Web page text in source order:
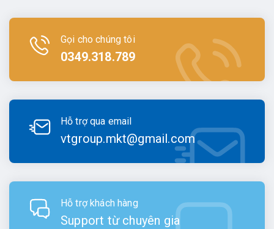
Gọi cho chúng tôi
0349.318.789
Hỗ trợ qua email
vtgroup.mkt@gmail.com
Hỗ trợ khách hàng
Support từ chuyên gia